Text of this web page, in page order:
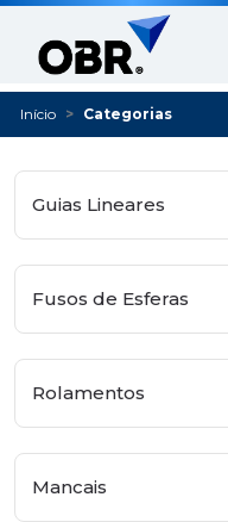
Início Categorias
Guias Lineares
Fusos de Esferas
Rolamentos
Mancais